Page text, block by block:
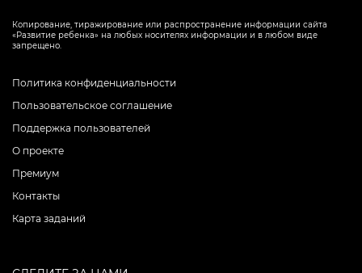
Копирование, тиражирование или распространение информации сайта
«Развитие ребенка» на любых носителях информации и в любом виде
запрещено.
Политика конфиденциальности
Пользовательское соглашение
Поддержка пользователей
О проекте
Премиум
Контакты
Карта заданий